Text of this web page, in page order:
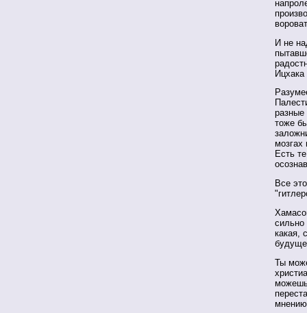
И не
Ицхака
разные
тоже
мозгах
Есть
Все
сильно
какая,
Ты